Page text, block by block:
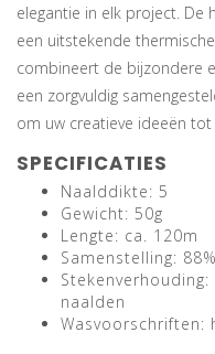
elegantie in elk project. De
een uitstekende
combineert de bijzondere
een zorgvuldig
om uw creatieve ideeën
SPECIFICATIES
Naalddikte: 5
Gewicht: 50g
Lengte: ca. 120m
Samenstelling:
naalden
Wasvoorschriften: